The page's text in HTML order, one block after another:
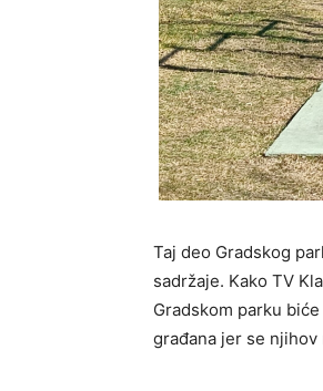
Taj deo Gradskog
sadržaje. Kako TV
Gradskom parku
građana jer se